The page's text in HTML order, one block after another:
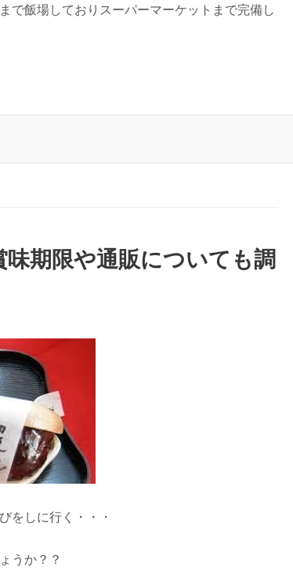
で飯場しておりスーパーマーケットまで完備し
期限や通販についても調
をしに行く・・・
うか？？